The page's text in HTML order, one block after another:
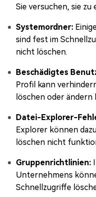
Sie versuchen, sie
Systemordner:
sind fest im
nicht löschen.
Beschädigtes
Profil kann
löschen oder ändern
Datei-Explorer-
Explorer können
löschen nicht
Gruppenrichtlinien:
Unternehmens
Schnellzugriffe